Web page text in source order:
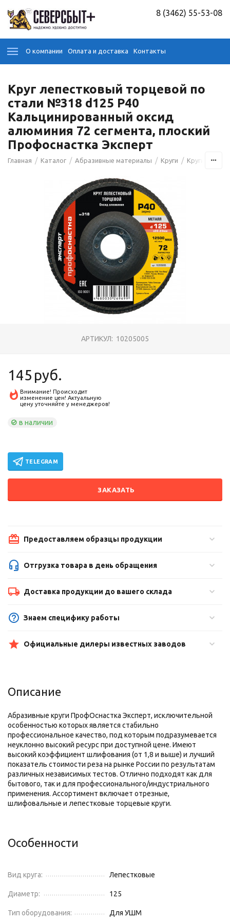
8 (3462) 55-53-08
О компании Оплата и доставка Контакты
Круг лепестковый торцевой по
стали №318 d125 P40
Кальцинированный оксид
алюминия 72 сегмента, плоский
Профоснастка Эксперт
Главная / Каталог / Абразивные материалы / Круги / Круги
АРТИКУЛ: 10205005
145 руб.
Внимание! Происходит
изменение цен! Актуальную
цену уточняйте у менеджеров!
в наличии
TELEGRAM
ЗАКАЗАТЬ
Предоставляем образцы продукции
Отгрузка товара в день обращения
Доставка продукции до вашего склада
Знаем специфику работы
Официальные дилеры известных заводов
Описание
Абразивные круги ПрофОснастка Эксперт, исключительной
особенностью которых является стабильно
профессиональное качество, под которым подразумевается
неуклонно высокий ресурс при доступной цене. Имеют
высокий коэффициент шлифования (от 1,8 и выше) и лучший
показатель стоимости реза на рынке России по результатам
различных независимых тестов. Отлично подходят как для
бытового, так и для профессионального/индустриального
применения. Ассортимент включает отрезные,
шлифовальные и лепестковые торцевые круги.
Особенности
Вид круга: Лепестковые
Диаметр: 125
Тип оборудования: Для УШМ